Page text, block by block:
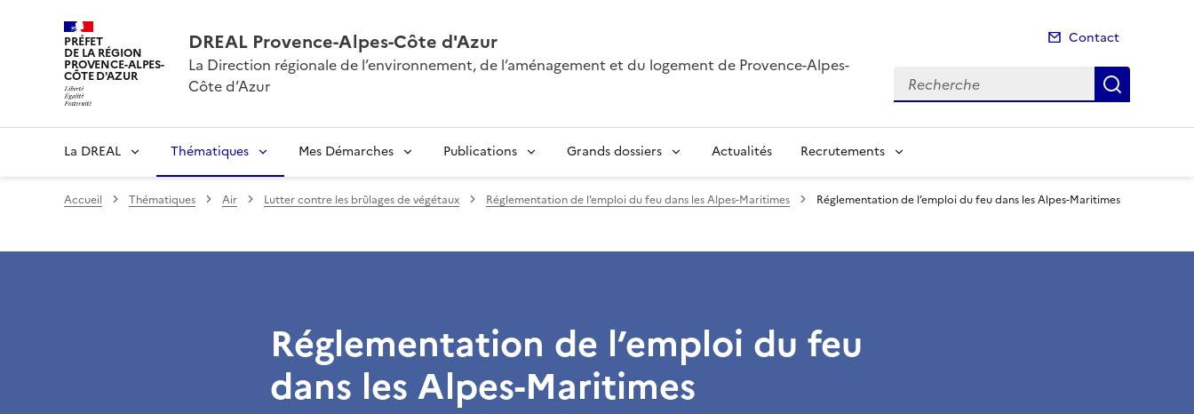
PRÉFET
DE LA RÉGION
PROVENCE-ALPES-
CÔTE D'AZUR
DREAL Provence-Alpes-Côte d'Azur
La Direction régionale de l’environnement, de l’aménagement et du logement de Provence-Alpes-
Côte d’Azur
Contact
Recherche
La DREAL Thématiques Mes Démarches Publications Grands dossiers Actualités Recrutements
Accueil Thématiques Air Lutter contre les brûlages de végétaux Réglementation de l’emploi du feu dans les Alpes-Maritimes Réglementation de l’emploi du feu dans les Alpes-Maritimes
Réglementation de l’emploi du feu
dans les Alpes-Maritimes